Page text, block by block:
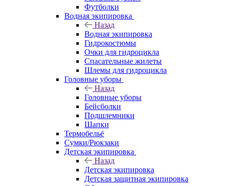
Футболки
Водная экипировка
Назад
Водная экипировка
Гидрокостюмы
Очки для гидроцикла
Спасательные жилеты
Шлемы для гидроцикла
Головные уборы
Назад
Головные уборы
Бейсболки
Подшлемники
Шапки
Термобельё
Сумки/Рюкзаки
Детская экипировка
Назад
Детская экипировка
Детская защитная экипировка